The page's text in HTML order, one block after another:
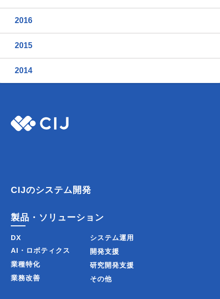
2016
2015
2014
CIJのシステム開発
製品・ソリューション
DX
AI・ロボティクス
業種特化
業務改善
システム運用
開発支援
研究開発支援
その他